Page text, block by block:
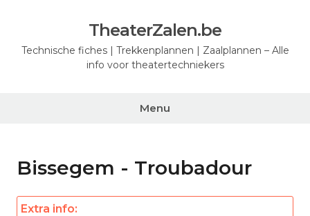
TheaterZalen.be
Technische fiches | Trekkenplannen | Zaalplannen – Alle
info voor theatertechniekers
Menu
Bissegem - Troubadour
Extra info: